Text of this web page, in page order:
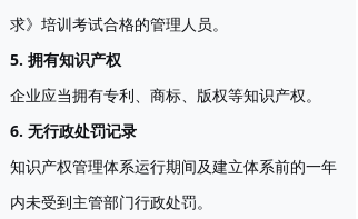
求》培训考试合格的管理人员。
5. 拥有知识产权
企业应当拥有专利、商标、版权等知识产权。
6. 无行政处罚记录
知识产权管理体系运行期间及建立体系前的一年
内未受到主管部门行政处罚。